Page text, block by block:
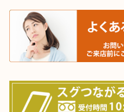
交野市・井手町